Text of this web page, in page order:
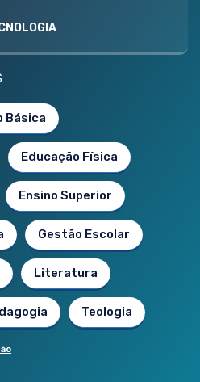
Básica
Educação Física
Ensino Superior
Gestão Escolar
Literatura
Teologia